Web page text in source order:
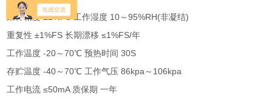
采样精度 ±2%FS 工作湿度 10～95%RH(非凝结)
重复性 ±1%FS 长期漂移 ≤1%FS/年
工作温度 -20～70℃ 预热时间 30S
存贮温度 -40～70℃ 工作气压 86kpa～106kpa
工作电流 ≤50mA 质保期 一年